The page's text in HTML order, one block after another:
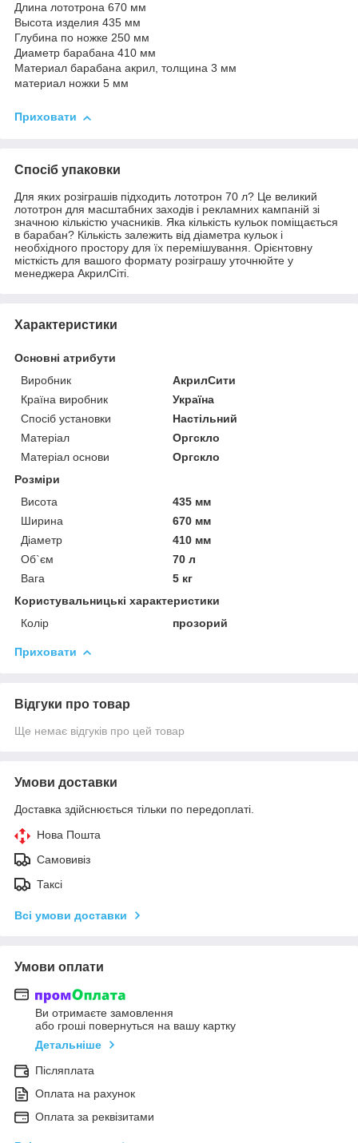
Длина лототрона 670 мм
Высота изделия 435 мм
Глубина по ножке 250 мм
Диаметр барабана 410 мм
Материал барабана акрил, толщина 3 мм
материал ножки 5 мм
Приховати
Спосіб упаковки
Для яких розіграшів підходить лототрон 70 л? Це великий
лототрон для масштабних заходів і рекламних кампаній зі
значною кількістю учасників. Яка кількість кульок поміщається
в барабан? Кількість залежить від діаметра кульок і
необхідного простору для їх перемішування. Орієнтовну
місткість для вашого формату розіграшу уточнюйте у
менеджера АкрилСіті.
Характеристики
Основні атрибути
Виробник
АкрилСити
Країна виробник
Україна
Спосіб установки
Настільний
Матеріал
Оргскло
Матеріал основи
Оргскло
Розміри
Висота
435 мм
Ширина
670 мм
Діаметр
410 мм
Об`єм
70 л
Вага
5 кг
Користувальницькі характеристики
Колір
прозорий
Приховати
Відгуки про товар
Ще немає відгуків про цей товар
Умови доставки
Доставка здійснюється тільки по передоплаті.
Нова Пошта
Самовивіз
Таксі
Всі умови доставки
Умови оплати
Ви отримаєте замовлення
або гроші повернуться на вашу картку
Детальніше
Післяплата
Оплата на рахунок
Оплата за реквізитами